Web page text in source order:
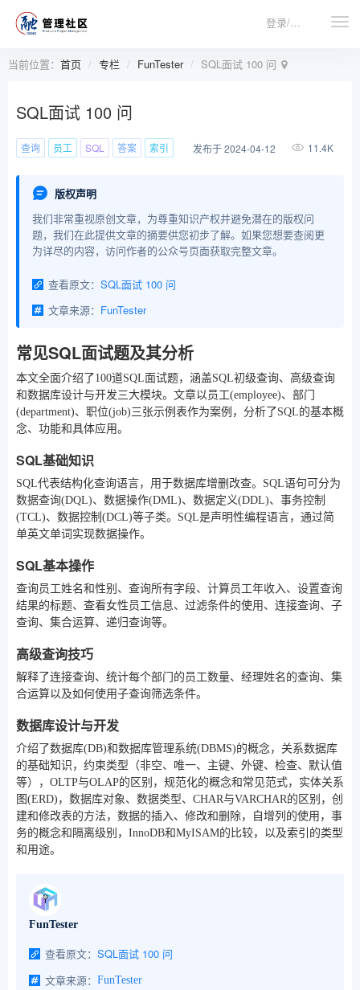
登录/注册
当前位置： 首页 专栏 FunTester SQL面试 100 问
SQL面试 100 问
查询 员工 SQL 答案 索引 发布于 2024-04-12 11.4K
版权声明
我们非常重视原创文章，为尊重知识产权并避免潜在的版权问
题，我们在此提供文章的摘要供您初步了解。如果您想要查阅更
为详尽的内容，访问作者的公众号页面获取完整文章。
查看原文： SQL面试 100 问
文章来源： FunTester
常见SQL面试题及其分析
本文全面介绍了100道SQL面试题，涵盖SQL初级查询、高级查询
和数据库设计与开发三大模块。文章以员工(employee)、部门
(department)、职位(job)三张示例表作为案例，分析了SQL的基本概
念、功能和具体应用。
SQL基础知识
SQL代表结构化查询语言，用于数据库增删改查。SQL语句可分为
数据查询(DQL)、数据操作(DML)、数据定义(DDL)、事务控制
(TCL)、数据控制(DCL)等子类。SQL是声明性编程语言，通过简
单英文单词实现数据操作。
SQL基本操作
查询员工姓名和性别、查询所有字段、计算员工年收入、设置查询
结果的标题、查看女性员工信息、过滤条件的使用、连接查询、子
查询、集合运算、递归查询等。
高级查询技巧
解释了连接查询、统计每个部门的员工数量、经理姓名的查询、集
合运算以及如何使用子查询筛选条件。
数据库设计与开发
介绍了数据库(DB)和数据库管理系统(DBMS)的概念，关系数据库
的基础知识，约束类型（非空、唯一、主键、外键、检查、默认值
等），OLTP与OLAP的区别，规范化的概念和常见范式，实体关系
图(ERD)，数据库对象、数据类型、CHAR与VARCHAR的区别，创
建和修改表的方法，数据的插入、修改和删除，自增列的使用，事
务的概念和隔离级别，InnoDB和MyISAM的比较，以及索引的类型
和用途。
FunTester
查看原文： SQL面试 100 问
文章来源： FunTester